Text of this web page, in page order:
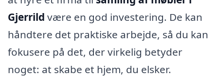
Gjerrild være en god investering. De kan
håndtere det praktiske arbejde, så du kan
fokusere på det, der virkelig betyder
noget: at skabe et hjem, du elsker.